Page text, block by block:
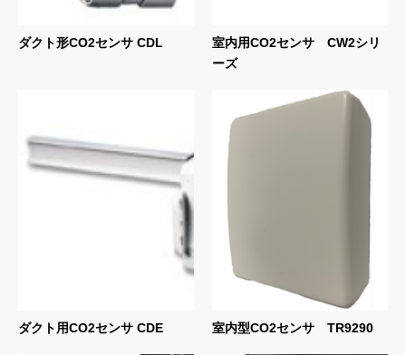
ダクト形CO2センサ CDL
室内用CO2センサ CW2シリ
ーズ
ダクト用CO2センサ CDE 室内型CO2センサ TR9290